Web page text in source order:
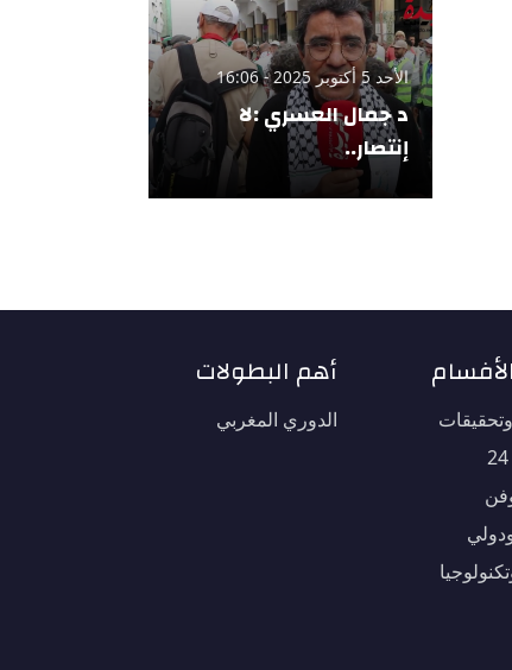
الأحد 5 أكتوبر 2025 - 16:06
د جمال العسري :لا
إنتصار..
أهم البطولات
الدوري المغربي